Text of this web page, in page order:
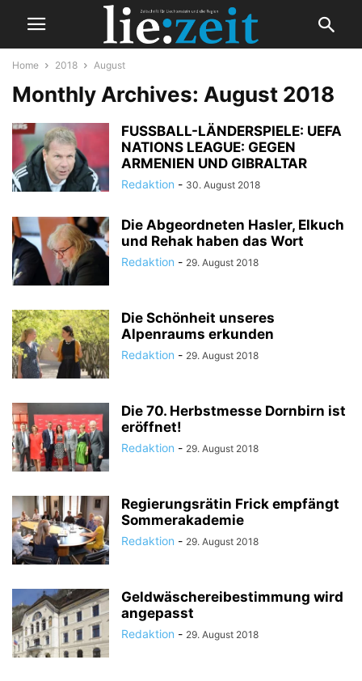
Home 2018 August
Monthly Archives: August 2018
FUSSBALL-LÄNDERSPIELE: UEFA
NATIONS LEAGUE: GEGEN
ARMENIEN UND GIBRALTAR
Redaktion - 30. August 2018
Die Abgeordneten Hasler, Elkuch
und Rehak haben das Wort
Redaktion - 29. August 2018
Die Schönheit unseres
Alpenraums erkunden
Redaktion - 29. August 2018
Die 70. Herbstmesse Dornbirn ist
eröffnet!
Redaktion - 29. August 2018
Regierungsrätin Frick empfängt
Sommerakademie
Redaktion - 29. August 2018
Geldwäschereibestimmung wird
angepasst
Redaktion - 29. August 2018